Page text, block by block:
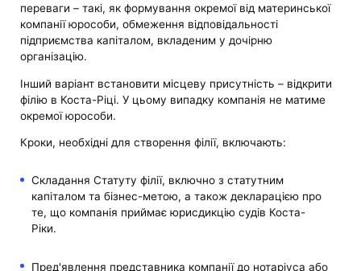
переваги – такі, як формування окремої від материнської
компанії юрособи, обмеження відповідальності
підприємства капіталом, вкладеним у дочірню
організацію.
Інший варіант встановити місцеву присутність – відкрити
філію в Коста-Ріці. У цьому випадку компанія не матиме
окремої юрособи.
Кроки, необхідні для створення філії, включають:
Складання Статуту філії, включно з статутним
капіталом та бізнес-метою, а також декларацією про
те, що компанія приймає юрисдикцію судів Коста-
Ріки.
Пред'явлення представника компанії до нотаріуса або